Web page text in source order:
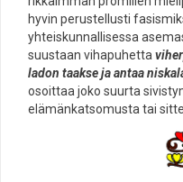
hyvin perustellusti
yhteiskunnallisessa
suustaan vihapuhetta
ladon taakse ja antaa
osoittaa joko suurta
elämänkatsomusta tai